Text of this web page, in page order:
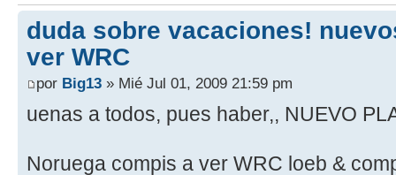
duda sobre vacaciones!
ver WRC
por Big13 » Mié Jul 01, 2009 21:59 pm
uenas a todos, pues haber,, NUEVO
Noruega compis a ver WRC loeb &